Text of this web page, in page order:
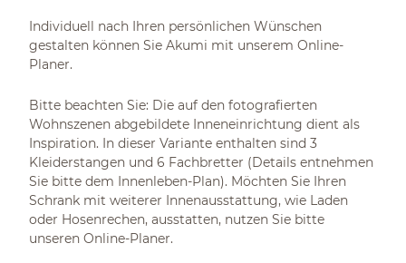
Individuell nach Ihren persönlichen Wünschen
gestalten können Sie Akumi mit unserem Online-
Planer.
Bitte beachten Sie: Die auf den fotografierten
Wohnszenen abgebildete Inneneinrichtung dient als
Inspiration. In dieser Variante enthalten sind 3
Kleiderstangen und 6 Fachbretter (Details entnehmen
Sie bitte dem Innenleben-Plan). Möchten Sie Ihren
Schrank mit weiterer Innenausstattung, wie Laden
oder Hosenrechen, ausstatten, nutzen Sie bitte
unseren Online-Planer.